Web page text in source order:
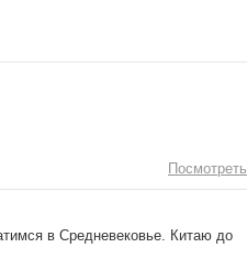
Посмотреть
в Средневековье. Китаю до